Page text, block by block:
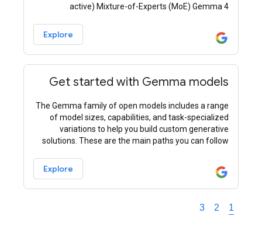
active) Mixture-of-Experts (MoE) Gemma 4
Explore
Get started with Gemma models
The Gemma family of open models includes a range
of model sizes, capabilities, and task-specialized
variations to help you build custom generative
solutions. These are the main paths you can follow
Explore
1
2
3